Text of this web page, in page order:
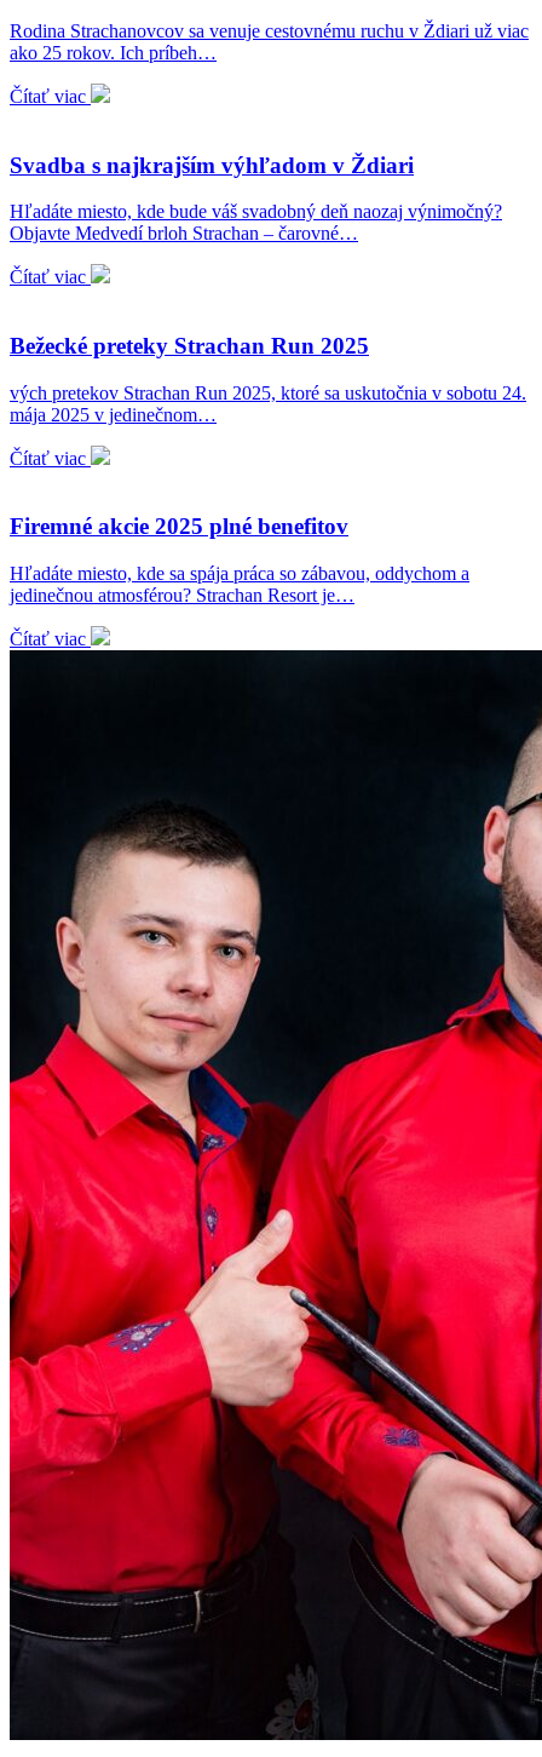
Rodina Strachanovcov sa venuje cestovnému ruchu v Ždiari už viac
ako 25 rokov. Ich príbeh…
Čítať viac
Svadba s najkrajším výhľadom v Ždiari
Hľadáte miesto, kde bude váš svadobný deň naozaj výnimočný?
Objavte Medvedí brloh Strachan – čarovné…
Čítať viac
Bežecké preteky Strachan Run 2025
vých pretekov Strachan Run 2025, ktoré sa uskutočnia v sobotu 24.
mája 2025 v jedinečnom…
Čítať viac
Firemné akcie 2025 plné benefitov
Hľadáte miesto, kde sa spája práca so zábavou, oddychom a
jedinečnou atmosférou? Strachan Resort je…
Čítať viac